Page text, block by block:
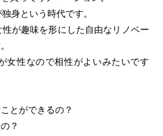
身という時代です。
が趣味を形にした自由なリノベー
女性なので相性がよいみたいです
とができるの？
？